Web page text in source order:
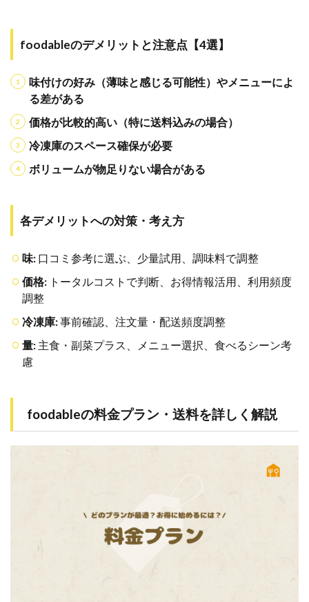
問
10
ま
とめ：
foodable
の口コ
ミ・評
判を参
考に、
賢くサ
ービス
foodableのデメリットと注意点【4選】
味付けの好み（薄味と感じる可能性）やメニューによ
る差がある
価格が比較的高い（特に送料込みの場合）
冷凍庫のスペース確保が必要
ボリュームが物足りない場合がある
各デメリットへの対策・考え方
味: 口コミ参考に選ぶ、少量試用、調味料で調整
価格: トータルコストで判断、お得情報活用、利用頻度
調整
冷凍庫:事前確認、注文量・配送頻度調整
量: 主食・副菜プラス、メニュー選択、食べるシーン考
慮
foodableの料金プラン・送料を詳しく解説